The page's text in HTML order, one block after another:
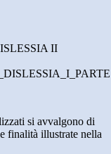
II
si avvalgono di
finalità illustrate nella